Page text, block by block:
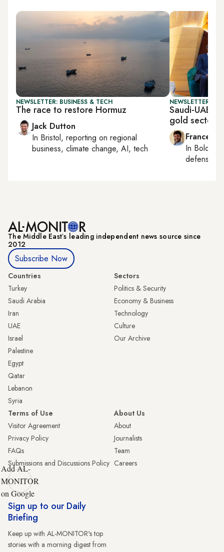
NEWSLETTER: BUSINESS & TECH
The race to restore Hormuz
Jack Dutton
In Bristol, reporting on regional
business, climate change, AI, tech
NEWSLETTER:
Saudi-UAE
gold sector
In Bologna
defense,
The Middle Eastʼs leading independent news source since
2012
Subscribe Now
Countries
Turkey
Saudi Arabia
Iran
UAE
Israel
Palestine
Egypt
Qatar
Lebanon
Syria
Sectors
Politics & Security
Economy & Business
Technology
Culture
Our Archive
Terms of Use
Visitor Agreement
Privacy Policy
FAQs
Submissions and Discussions Policy
About Us
About
Journalists
Team
Careers
Add AL-
MONITOR
on Google
Sign up to our Daily
Briefing
Keep up with AL-MONITOR's top
stories with a morning digest from